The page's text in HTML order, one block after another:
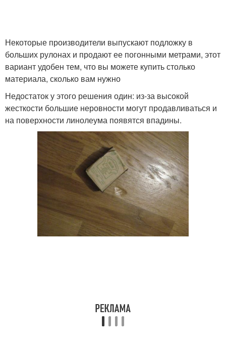
Некоторые производители выпускают подложку в
больших рулонах и продают ее погонными метрами, этот
вариант удобен тем, что вы можете купить столько
материала, сколько вам нужно
Недостаток у этого решения один: из-за высокой
жесткости большие неровности могут продавливаться и
на поверхности линолеума появятся впадины.